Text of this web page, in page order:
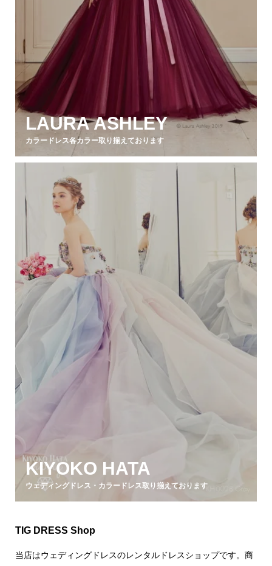
LAURA ASHLEY
カラードレス各カラー取り揃えております
KIYOKO HATA
ウェディングドレス・カラードレス取り揃えております
TIG DRESS Shop
当店はウェディングドレスのレンタルドレスショップです。商